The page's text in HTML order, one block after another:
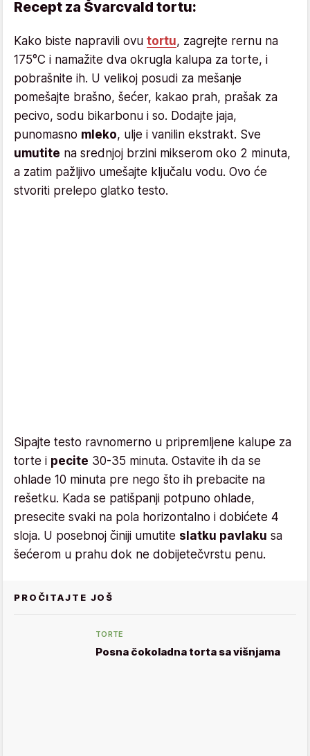
Recept za Švarcvald tortu:
Kako biste napravili ovu tortu, zagrejte rernu na
175°C i namažite dva okrugla kalupa za torte, i
pobrašnite ih. U velikoj posudi za mešanje
pomešajte brašno, šećer, kakao prah, prašak za
pecivo, sodu bikarbonu i so. Dodajte jaja,
punomasno mleko, ulje i vanilin ekstrakt. Sve
umutite na srednjoj brzini mikserom oko 2 minuta,
a zatim pažljivo umešajte ključalu vodu. Ovo će
stvoriti prelepo glatko testo.
Sipajte testo ravnomerno u pripremljene kalupe za
torte i pecite 30-35 minuta. Ostavite ih da se
ohlade 10 minuta pre nego što ih prebacite na
rešetku. Kada se patišpanji potpuno ohlade,
presecite svaki na pola horizontalno i dobićete 4
sloja. U posebnoj činiji umutite slatku pavlaku sa
šećerom u prahu dok ne dobijetečvrstu penu.
PROČITAJTE JOŠ
TORTE
Posna čokoladna torta sa višnjama